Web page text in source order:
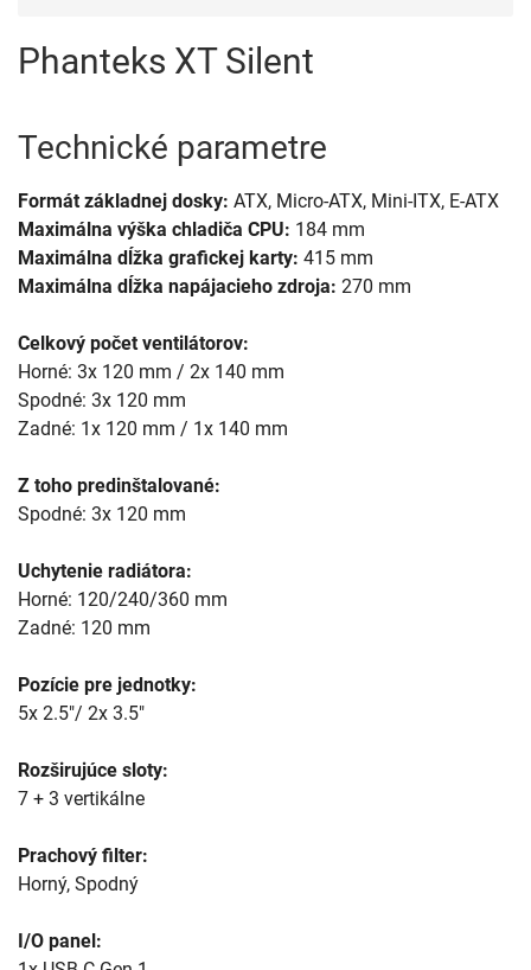
Phanteks XT Silent
Technické parametre
Formát základnej dosky: ATX, Micro-ATX, Mini-ITX, E-ATX
Maximálna výška chladiča CPU: 184 mm
Maximálna dĺžka grafickej karty: 415 mm
Maximálna dĺžka napájacieho zdroja: 270 mm
Celkový počet ventilátorov:
Horné: 3x 120 mm / 2x 140 mm
Spodné: 3x 120 mm
Zadné: 1x 120 mm / 1x 140 mm
Z toho predinštalované:
Spodné: 3x 120 mm
Uchytenie radiátora:
Horné: 120/240/360 mm
Zadné: 120 mm
Pozície pre jednotky:
5x 2.5"/ 2x 3.5"
Rozširujúce sloty:
7 + 3 vertikálne
Prachový filter:
Horný, Spodný
I/O panel: